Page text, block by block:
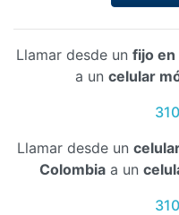
Llamar desde un fijo en
a un celular
Llamar desde un
Colombia a un